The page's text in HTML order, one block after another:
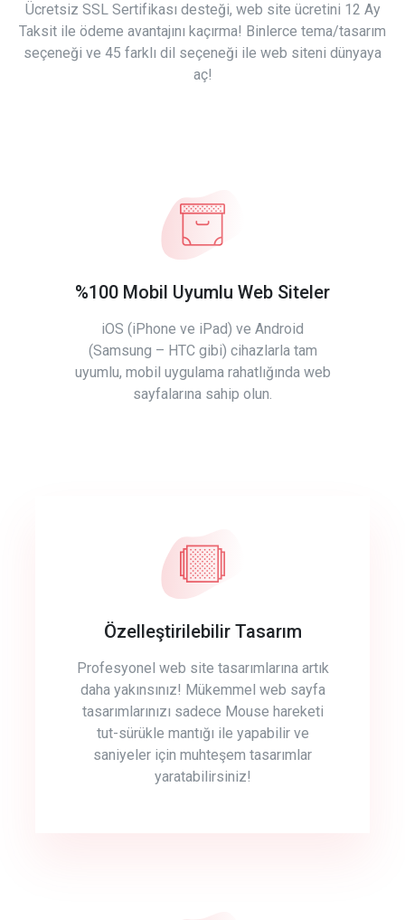
Ücretsiz SSL Sertifikası desteği, web site ücretini 12 Ay
Taksit ile ödeme avantajını kaçırma! Binlerce tema/tasarım
seçeneği ve 45 farklı dil seçeneği ile web siteni dünyaya
aç!
%100 Mobil Uyumlu Web Siteler
iOS (iPhone ve iPad) ve Android
(Samsung – HTC gibi) cihazlarla tam
uyumlu, mobil uygulama rahatlığında web
sayfalarına sahip olun.
Özelleştirilebilir Tasarım
Profesyonel web site tasarımlarına artık
daha yakınsınız! Mükemmel web sayfa
tasarımlarınızı sadece Mouse hareketi
tut-sürükle mantığı ile yapabilir ve
saniyeler için muhteşem tasarımlar
yaratabilirsiniz!